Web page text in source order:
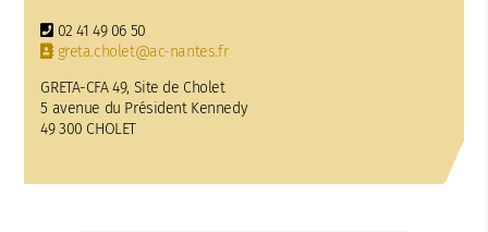
02 41 49 06 50
greta.cholet@ac-nantes.fr
GRETA-CFA 49, Site de Cholet
5 avenue du Président Kennedy
49 300 CHOLET